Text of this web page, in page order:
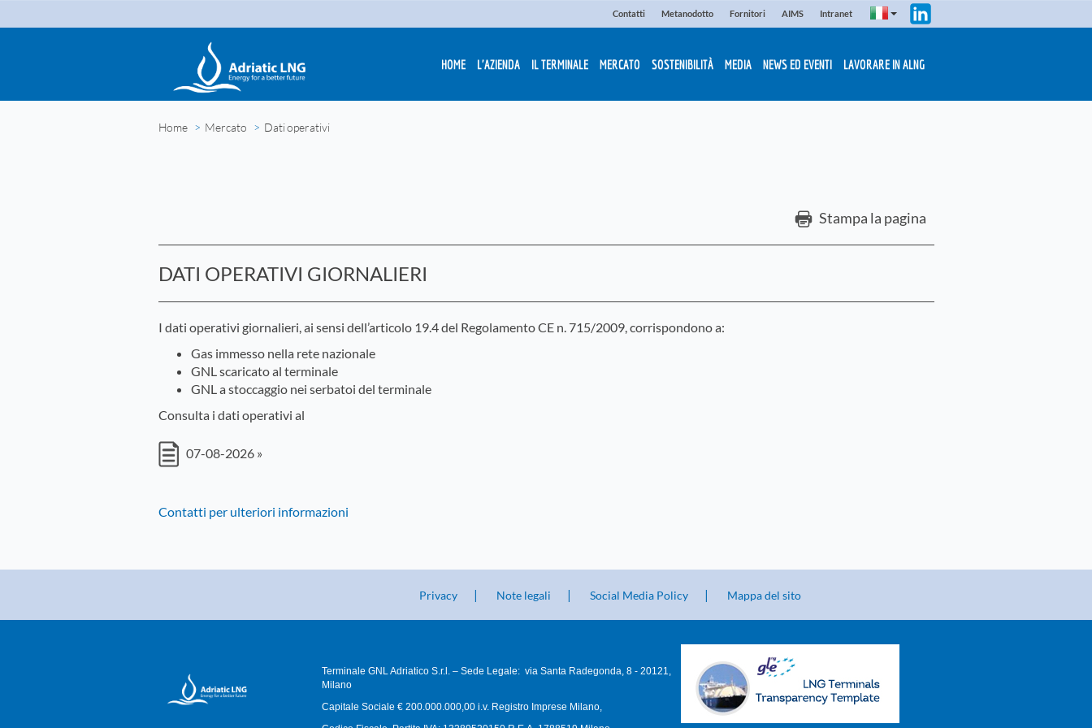
Contatti Metanodotto Fornitori AIMS Intranet
HOME L'AZIENDA IL TERMINALE MERCATO SOSTENIBILITÀ MEDIA NEWS ED EVENTI LAVORARE IN ALNG
Home Mercato Dati operativi
Stampa la pagina
DATI OPERATIVI GIORNALIERI
I dati operativi giornalieri, ai sensi dell’articolo 19.4 del Regolamento CE n. 715/2009, corrispondono a:
Gas immesso nella rete nazionale
GNL scaricato al terminale
GNL a stoccaggio nei serbatoi del terminale
Consulta i dati operativi al
07-08-2026 »
Contatti per ulteriori informazioni
Privacy Note legali Social Media Policy Mappa del sito
Terminale GNL Adriatico S.r.l. – Sede Legale: via Santa Radegonda, 8 - 20121,
Milano
Capitale Sociale € 200.000.000,00 i.v. Registro Imprese Milano,